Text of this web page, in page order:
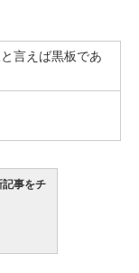
言えば黒板であ
事をチ